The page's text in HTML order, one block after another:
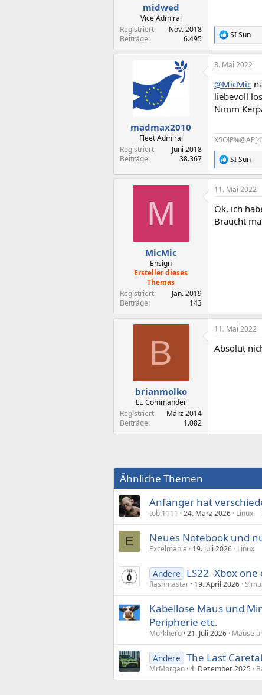
midwed
Vice Admiral
Registriert
Nov. 2018
Beiträge
6.495
R
e
a
k
i
o
n
e
:
SI Sun
madmax2010
Fleet Admiral
Registriert
Juni 2018
Beiträge
38.367
8. Mai 2022
@MicMic
liebevoll
Nimm
R
e
a
k
i
o
SI Sun
M
MicMic
Ensign
Ersteller dieses
Themas
Registriert
Jan. 2019
Beiträge
143
11. Mai 2022
Ok, ich
Braucht
B
brianmolko
Lt. Commander
Registriert
März 2014
Beiträge
1.082
11. Mai 2022
Absolut
Ähnliche Themen
Anfänger hat
tobi1111 24. März 2026 Linux
E Neues Notebook und
Excelmania 19. Juli 2026 Linux
Andere LS22 -Xbox
flashmastär 19. April 2026
Kabellose Maus und
Peripherie etc.
Morkhero 21. Juli 2026 Mäuse
Andere The Last
MrMorgan 4. Dezember 2025